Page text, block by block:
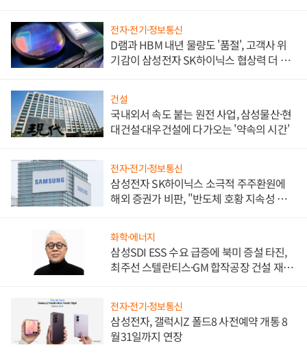
전자·전기·정보통신
D램과 HBM 내년 물량도 '품절', 고객사 위
기감이 삼성전자 SK하이닉스 협상력 더 키
건설
국내외서 속도 붙는 원전 사업, 삼성물산·현
대건설·대우건설에 다가오는 '약속의 시간'
전자·전기·정보통신
삼성전자 SK하이닉스 소극적 주주환원에
해외 증권가 비판, "반도체 호황 지속성 의
화학·에너지
삼성SDI ESS 수요 급증에 북미 증설 타진,
최주선 스텔란티스·GM 합작공장 건설 재추
전자·전기·정보통신
삼성전자, 갤럭시Z 폴드8 사전예약 개통 8
월31일까지 연장